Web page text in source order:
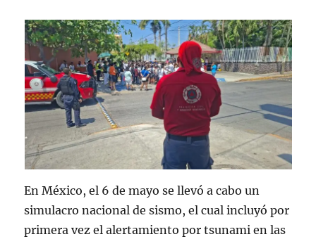
En México, el 6 de mayo se llevó a cabo un
simulacro nacional de sismo, el cual incluyó por
primera vez el alertamiento por tsunami en las